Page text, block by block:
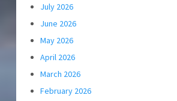
July 2026
June 2026
May 2026
April 2026
March 2026
February 2026